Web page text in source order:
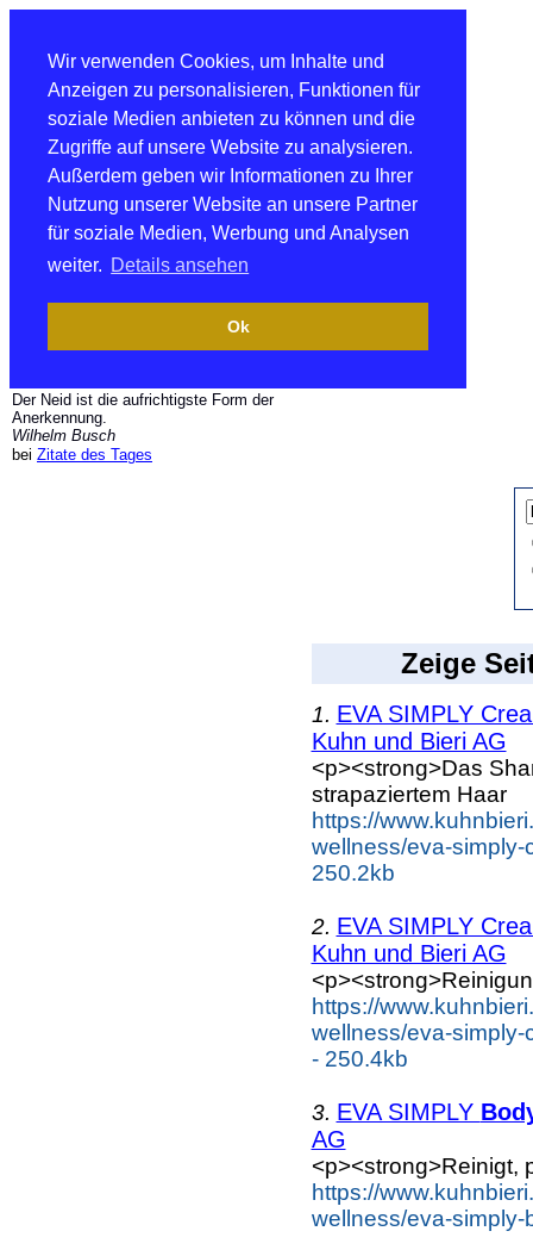
Wir verwenden Cookies, um Inhalte und
Anzeigen zu personalisieren, Funktionen für
soziale Medien anbieten zu können und die
Zugriffe auf unsere Website zu analysieren.
Außerdem geben wir Informationen zu Ihrer
Nutzung unserer Website an unsere Partner
für soziale Medien, Werbung und Analysen
weiter. Details ansehen
Ok
Der Neid ist die aufrichtigste Form der
Anerkennung.
Wilhelm Busch
bei Zitate des Tages
Zeige
1. EVA SIMPLY
Kuhn und Bieri AG
<p><strong>Das
strapaziertem Haar
https://
wellness/eva-simply-
250.2kb
2. EVA SIMPLY
Kuhn und Bieri AG
https://
wellness/eva-simply-
- 250.4kb
3. EVA SIMPLY
AG
<p><strong>Reinigt,
https://
wellness/eva-simply-